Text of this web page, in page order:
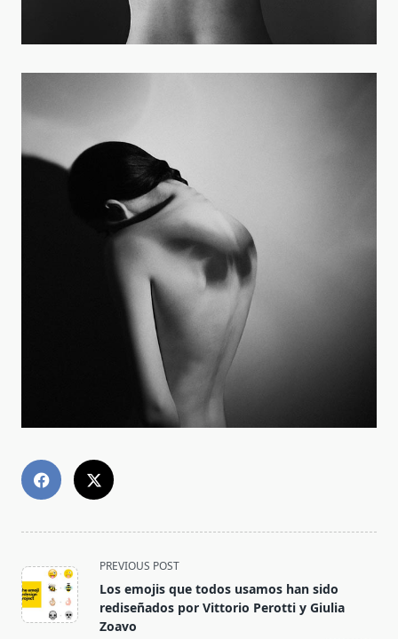
<span
class="nav-
subtitle
screen-
PREVIOUS POST
Los emojis que todos usamos han sido
rediseñados por Vittorio Perotti y Giulia
Zoavo